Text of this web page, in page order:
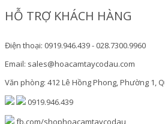
HỖ TRỢ KHÁCH HÀNG
Điện thoại: 0919.946.439 - 028.7300.9960
Email: sales@hoacamtaycodau.com
Văn phòng: 412 Lê Hồng Phong, Phường 1,
0919.946.439
fb.com/shophoacamtaycodau